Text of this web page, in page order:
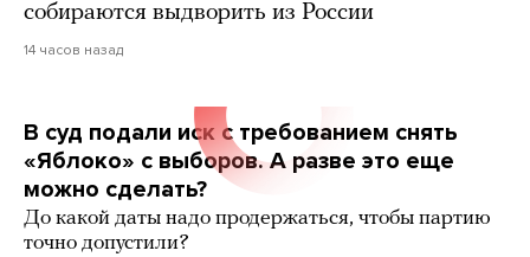
собираются выдворить из России
14 часов назад
В суд подали иск с требованием снять
«Яблоко» с выборов. А разве это еще
можно сделать?
До какой даты надо продержаться, чтобы партию
точно допустили?